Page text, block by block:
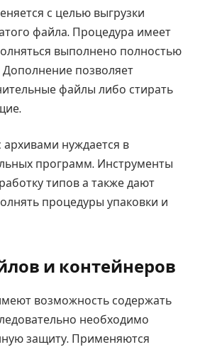
с целью выгрузки
файла. Процедура имеет
выполнено полностью
Дополнение позволяет
файлы либо стирать
архивами нуждается в
программ. Инструменты
типов а также дают
процедуры упаковки и
и контейнеров
возможность содержать
необходимо
защиту. Применяются